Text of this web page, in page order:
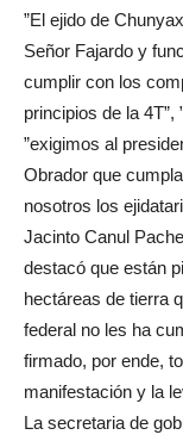
”El ejido de
Señor Fajardo y
cumplir con los
principios de la 4T”,
”exigimos al
Obrador que
nosotros los
Jacinto Canul
destacó que están
hectáreas de tierra
federal no les ha
firmado, por ende,
manifestación y la
La secretaria de